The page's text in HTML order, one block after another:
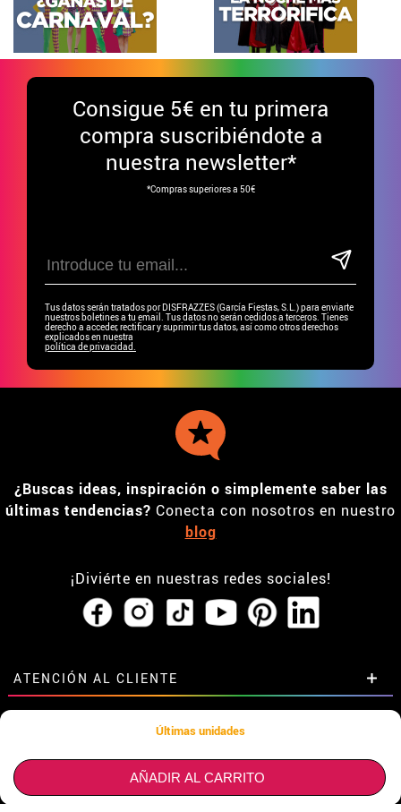
Últimas unidades
AÑADIR AL CARRITO
Consigue 5€ en tu primera
compra suscribiéndote a
nuestra newsletter*
*Compras superiores a 50€
Tus datos serán tratados por DISFRAZZES (García Fiestas, S.L.) para enviarte
nuestros boletines a tu email. Tus datos no serán cedidos a terceros. Tienes
derecho a acceder, rectificar y suprimir tus datos, así como otros derechos
explicados en nuestra
política de privacidad.
¿Buscas ideas, inspiración o simplemente saber las
últimas tendencias? Conecta con nosotros en nuestro
blog
¡Diviérte en nuestras redes sociales!
ATENCIÓN AL CLIENTE
• Sobre nosotros
• Condiciones de venta
Descuentos especiales para grupos.
Contáctanos aquí
ESPECIAL TIENDAS Y EMPRESAS